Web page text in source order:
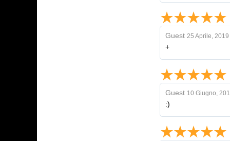
Guest 25 Aprile, 2019
+
Guest 10 Giugno,
:)